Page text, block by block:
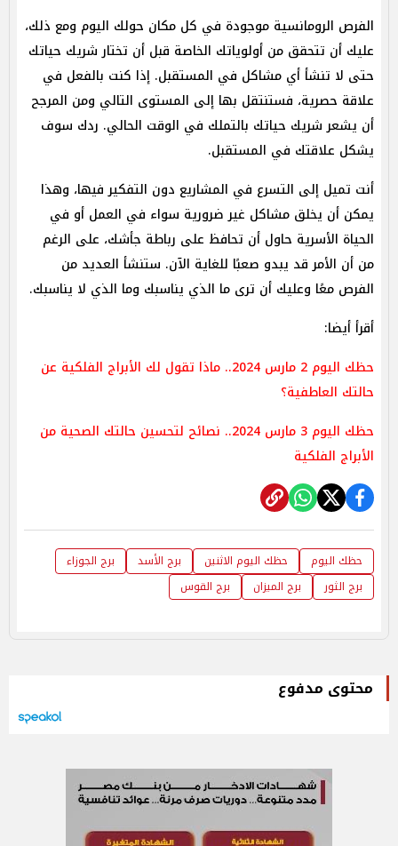
الفرص الرومانسية موجودة في كل مكان حولك اليوم ومع ذلك،
عليك أن تتحقق من أولوياتك الخاصة قبل أن تختار شريك حياتك
حتى لا تنشأ أي مشاكل في المستقبل. إذا كنت بالفعل في
علاقة حصرية، فستنتقل بها إلى المستوى التالي ومن المرجح
أن يشعر شريك حياتك بالتملك في الوقت الحالي. ردك سوف
يشكل علاقتك في المستقبل.
أنت تميل إلى التسرع في المشاريع دون التفكير فيها، وهذا
يمكن أن يخلق مشاكل غير ضرورية سواء في العمل أو في
الحياة الأسرية حاول أن تحافظ على رباطة جأشك، على الرغم
من أن الأمر قد يبدو صعبًا للغاية الآن. ستنشأ العديد من
الفرص معًا وعليك أن ترى ما الذي يناسبك وما الذي لا يناسبك.
أقرأ أيضا:
حظك اليوم 2 مارس 2024.. ماذا تقول لك الأبراج الفلكية عن
حالتك العاطفية؟
حظك اليوم 3 مارس 2024.. نصائح لتحسين حالتك الصحية من
الأبراج الفلكية
حظك اليوم حظك اليوم الاثنين برج الأسد
برج الجوزاء
برج الثور
برج الميزان برج القوس
محتوى مدفوع